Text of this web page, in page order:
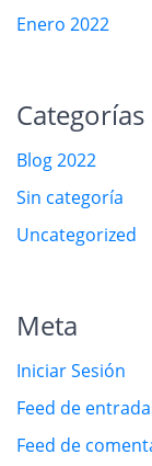
Enero 2022
Categorías
Blog 2022
Sin categoría
Uncategorized
Meta
Iniciar Sesión
Feed de
Feed de